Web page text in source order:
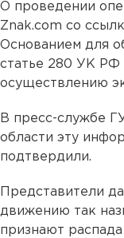
О проведении
Znak.com со
Основанием для
статье 280 УК РФ
осуществлению
В пресс-службе
области эту
подтвердили.
Представители
движению так
признают